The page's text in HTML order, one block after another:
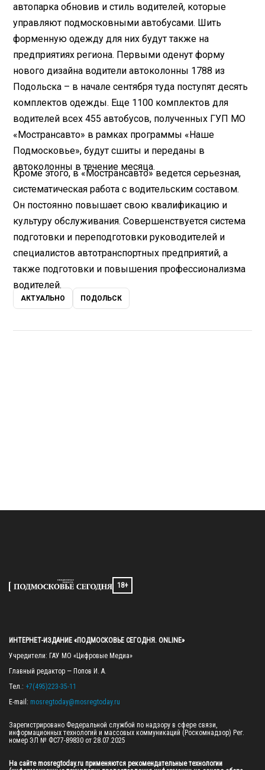
автопарка обновив и стиль водителей, которые
управляют подмосковными автобусами. Шить
форменную одежду для них будут также на
предприятиях региона. Первыми оденут форму
нового дизайна водители автоколонны 1788 из
Подольска – в начале сентября туда поступят десять
комплектов одежды. Еще 1100 комплектов для
водителей всех 455 автобусов, полученных ГУП МО
«Мострансавто» в рамках программы «Наше
Подмосковье», будут сшиты и переданы в
автоколонны в течение месяца.
Кроме этого, в «Мострансавто» ведется серьезная,
систематическая работа с водительским составом.
Он постоянно повышает свою квалификацию и
культуру обслуживания. Совершенствуется система
подготовки и переподготовки руководителей и
специалистов автотранспортных предприятий, а
также подготовки и повышения профессионализма
водителей.
АКТУАЛЬНО ПОДОЛЬСК
18+
ИНТЕРНЕТ-ИЗДАНИЕ «ПОДМОСКОВЬЕ СЕГОДНЯ. ONLINE»
Учредители: ГАУ МО «Цифровые Медиа»
Главный редактор — Попов И. А.
Тел.: +7(495)223-35-11
E-mail: mosregtoday@mosregtoday.ru
Зарегистрировано Федеральной службой по надзору в сфере связи,
информационных технологий и массовых коммуникаций (Роскомнадзор) Рег.
номер ЭЛ № ФС77-89830 от 28.07.2025
На сайте mosregtoday.ru применяются рекомендательные технологии